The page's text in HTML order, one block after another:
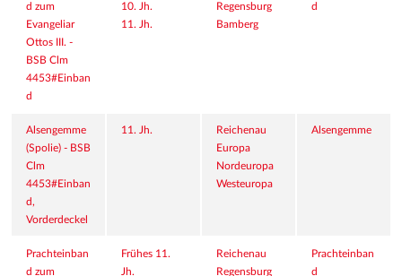
d zum
Evangeliar
Ottos III. -
BSB Clm
4453#Einban
d
10. Jh.
11. Jh.
Regensburg
Bamberg
d
Alsengemme
(Spolie) - BSB
Clm
4453#Einban
d,
Vorderdeckel
11. Jh.
Reichenau
Europa
Nordeuropa
Westeuropa
Alsengemme
Prachteinban
d zum
Frühes 11.
Jh.
Reichenau
Regensburg
Prachteinban
d